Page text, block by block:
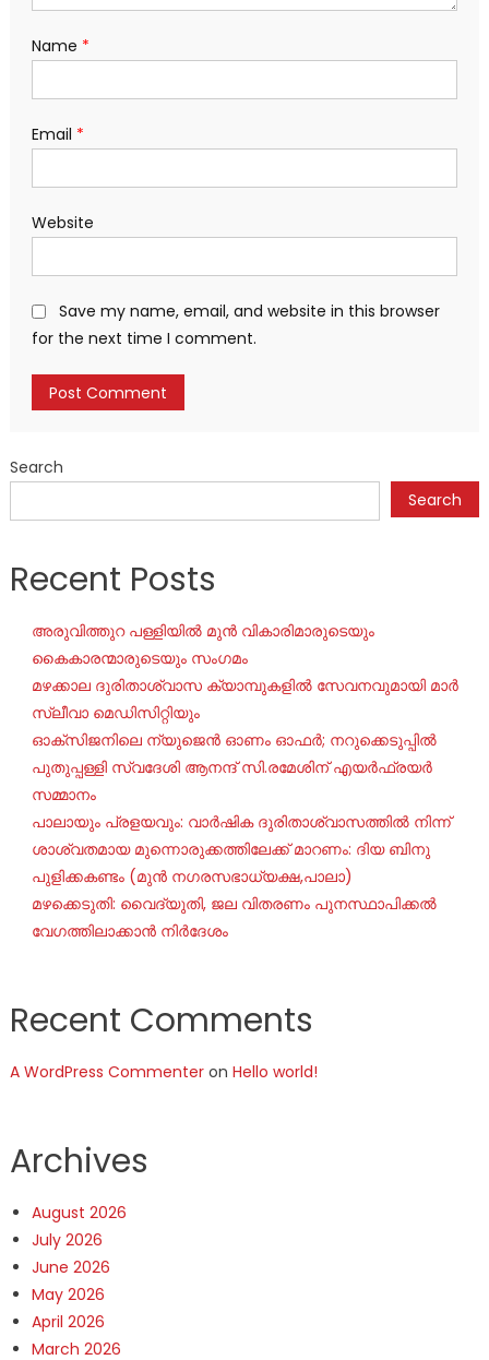
Name *
Email *
Website
Save my name, email, and website in this browser
for the next time I comment.
Search
Search
Recent Posts
അരുവിത്തുറ പള്ളിയിൽ മുൻ വികാരിമാരുടെയും
കൈകാരന്മാരുടെയും സംഗമം
മഴക്കാല ദുരിതാശ്വാസ ക്യാമ്പുകളിൽ സേവനവുമായി മാർ
സ്ലീവാ മെഡിസിറ്റിയും
ഓക്‌സിജനിലെ ന്യുജെന്‍ ഓണം ഓഫര്‍; നറുക്കെടുപ്പില്‍
പുതുപ്പള്ളി സ്വദേശി ആനന്ദ് സി.രമേശിന് എയര്‍ഫ്രയര്‍
സമ്മാനം
പാലായും പ്രളയവും: വാർഷിക ദുരിതാശ്വാസത്തിൽ നിന്ന്
ശാശ്വതമായ മുന്നൊരുക്കത്തിലേക്ക് മാറണം: ദിയ ബിനു
പുളിക്കകണ്ടം (മുൻ നഗരസഭാധ്യക്ഷ,പാലാ)
മഴക്കെടുതി: വൈദ്യുതി, ജല വിതരണം പുനസ്ഥാപിക്കൽ
വേഗത്തിലാക്കാൻ നിർദേശം
Recent Comments
A WordPress Commenteron Hello world!
Archives
August 2026
July 2026
June 2026
May 2026
April 2026
March 2026